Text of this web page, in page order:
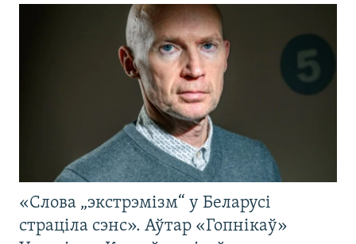
«Слова „экстрэмізм“ у Беларусі
страціла сэнс». Аўтар «Гопнікаў»